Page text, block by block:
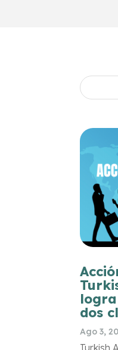
dos
Ago 3,
Turkish